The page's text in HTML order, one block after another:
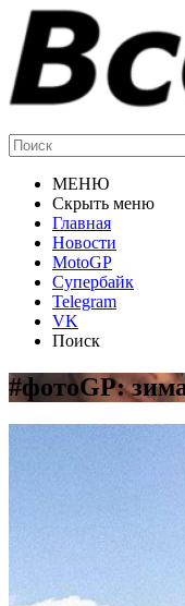
МЕНЮ
Скрыть меню
Главная
Новости
MotoGP
Супербайк
Telegram
VK
Поиск
#фотоGP: